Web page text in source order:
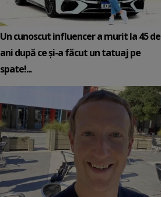
Un cunoscut influencer a murit la 45 de
ani după ce și-a făcut un tatuaj pe
spate!...